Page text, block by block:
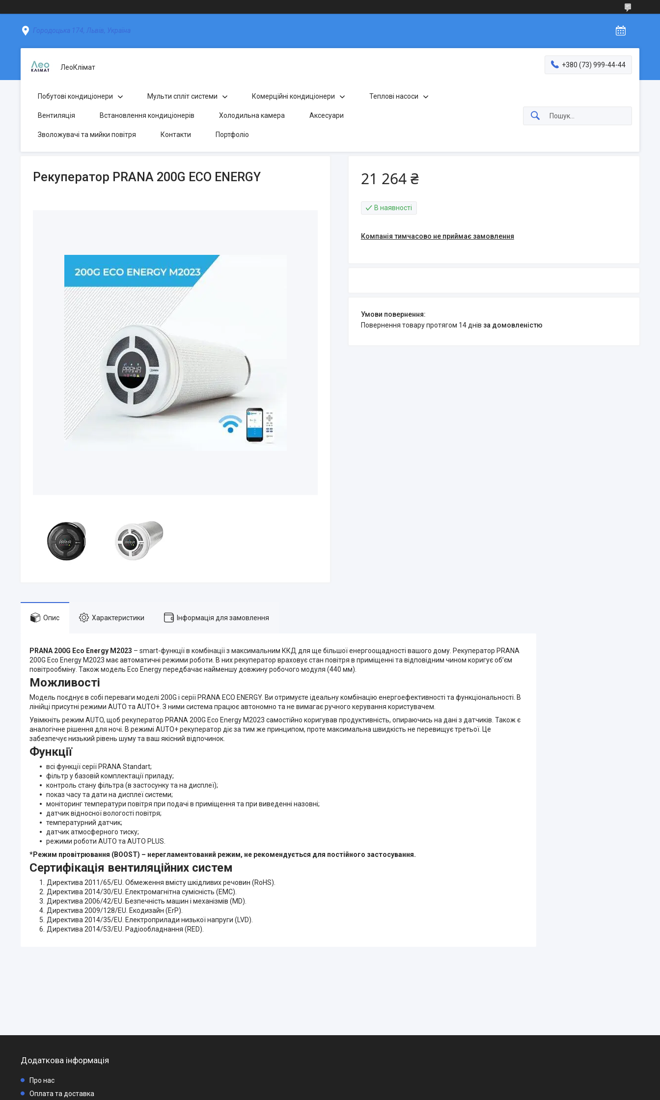
Городоцька 174, Львів, Україна
ЛеоКлімат +380 (73) 999-44-44
Побутові кондиціонери Мульти спліт системи Комерційні кондиціонери Теплові насоси
Вентиляція Встановлення кондиціонерів Холодильна камера Аксесуари
Зволожувачі та мийки повітря Контакти Портфоліо
Рекуператор PRANA 200G ECO ENERGY 21 264 ₴
В наявності
Компанія тимчасово не приймає замовлення
повернення товару протягом 14 днів за домовленістю
Опис Характеристики Інформація для замовлення
PRANA 200G Eco Energy M2023 – smart-функції в комбінації з максимальним ККД для ще більшої енергоощадності вашого дому. Рекуператор PRANA
200G Eco Energy M2023 має автоматичні режими роботи. В них рекуператор враховує стан повітря в приміщенні та відповідним чином коригує об’єм
повітрообміну. Також модель Eco Energy передбачає найменшу довжину робочого модуля (440 мм).
Можливості
Модель поєднує в собі переваги моделі 200G і серії PRANA ECO ENERGY. Ви отримуєте ідеальну комбінацію енергоефективності та функціональності. В
лінійці присутні режими AUTO та AUTO+. З ними система працює автономно та не вимагає ручного керування користувачем.
Увімкніть режим AUTO, щоб рекуператор PRANA 200G Eco Energy M2023 самостійно коригував продуктивність, опираючись на дані з датчиків. Також є
аналогічне рішення для ночі. В режимі AUTO+ рекуператор діє за тим же принципом, проте максимальна швидкість не перевищує третьої. Це
забезпечує низький рівень шуму та ваш якісний відпочинок.
Функції
всі функції серії PRANA Standart;
фільтр у базовій комплектації приладу;
контроль стану фільтра (в застосунку та на дисплеї);
показ часу та дати на дисплеї системи;
моніторинг температури повітря при подачі в приміщення та при виведенні назовні;
датчик відносної вологості повітря;
температурний датчик;
датчик атмосферного тиску;
режими роботи AUTO та AUTO PLUS.
*Режим провітрювання (BOOST) – нерегламентований режим, не рекомендується для постійного застосування.
Сертифікація вентиляційних систем
Директива 2011/65/EU. Обмеження вмісту шкідливих речовин (RoHS).
Директива 2014/30/EU. Електромагнітна сумісність (EMC).
Директива 2006/42/EU. Безпечність машин і механізмів (MD).
Директива 2009/128/EU. Екодизайн (ErP).
Директива 2014/35/EU. Електроприлади низької напруги (LVD).
Директива 2014/53/EU. Радіообладнання (RED).
Додаткова інформація
Про нас
Оплата та доставка